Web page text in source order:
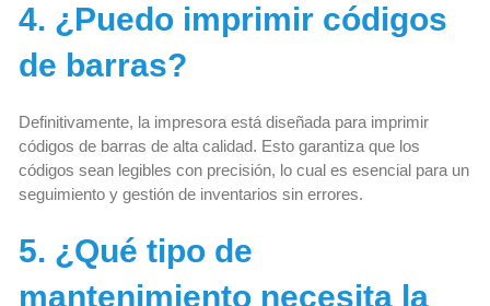
4. ¿Puedo imprimir códigos
de barras?
Definitivamente, la impresora está diseñada para imprimir
códigos de barras de alta calidad. Esto garantiza que los
códigos sean legibles con precisión, lo cual es esencial para un
seguimiento y gestión de inventarios sin errores.
5. ¿Qué tipo de
mantenimiento necesita la